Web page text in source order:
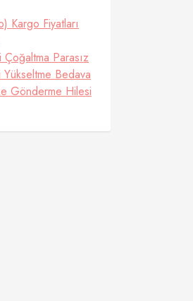
Kargo Fiyatları
Parasız
Yükseltme Bedava
Gönderme Hilesi